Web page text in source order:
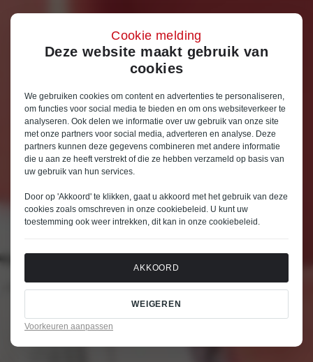
Cookie melding
Deze website maakt gebruik van
cookies
We gebruiken cookies om content en advertenties te personaliseren,
om functies voor social media te bieden en om ons websiteverkeer te
analyseren. Ook delen we informatie over uw gebruik van onze site
met onze partners voor social media, adverteren en analyse. Deze
partners kunnen deze gegevens combineren met andere informatie
die u aan ze heeft verstrekt of die ze hebben verzameld op basis van
uw gebruik van hun services.
Door op 'Akkoord' te klikken, gaat u akkoord met het gebruik van deze
cookies zoals omschreven in onze cookiebeleid . U kunt uw
toestemming ook weer intrekken, dit kan in onze cookiebeleid .
AKKOORD
WEIGEREN
Voorkeuren aanpassen